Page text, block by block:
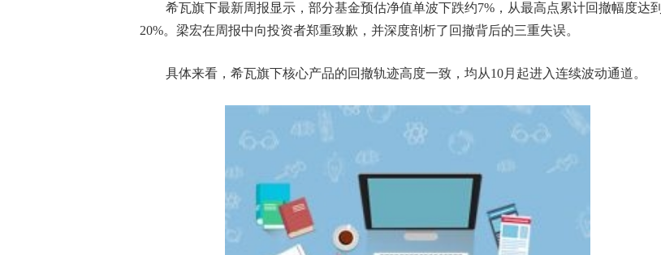
希瓦旗下最新周报显示，部分基金预估净值单波下跌约7%，从最高点累计回撤幅度达到
20%。梁宏在周报中向投资者郑重致歉，并深度剖析了回撤背后的三重失误。
具体来看，希瓦旗下核心产品的回撤轨迹高度一致，均从10月起进入连续波动通道。